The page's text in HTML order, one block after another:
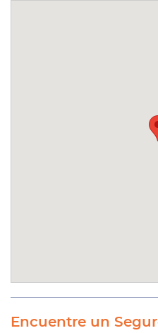
Encuentre un